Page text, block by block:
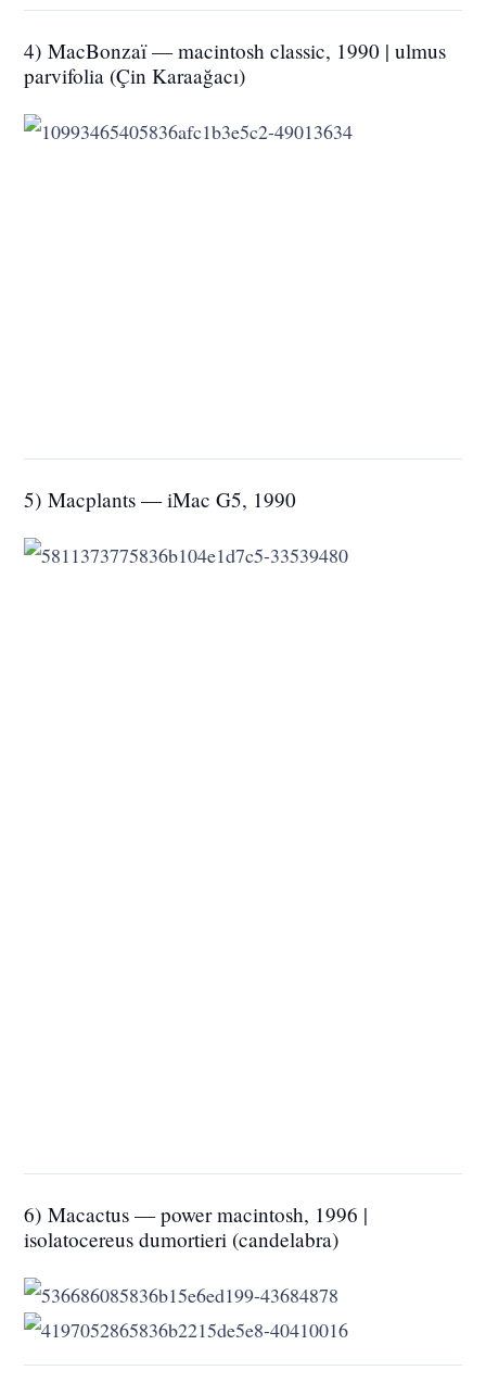
isolatocereus dumortieri (candelabra)